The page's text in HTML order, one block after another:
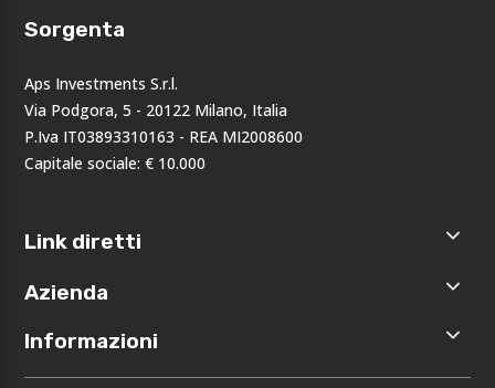
Sorgenta
Aps Investments S.r.l.
Via Podgora, 5 - 20122 Milano, Italia
P.Iva IT03893310163 - REA MI2008600
Capitale sociale: € 10.000
Link diretti
Home
Accedi
Registrati
Azienda
Chi siamo
I nostri
Informazioni
Privacy